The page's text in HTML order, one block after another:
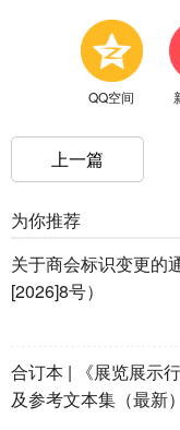
QQ空间
上一篇
为你推荐
关于商会标识变更的
[2026]8号）
合订本 | 《展览展示
及参考文本集（最新）